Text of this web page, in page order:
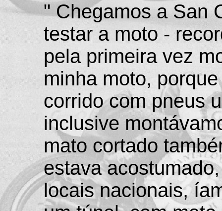
" Chegamos a San
testar a moto -
pela primeira vez
minha moto,
corrido com pneus
inclusive
mato cortado
estava
locais nacionais,